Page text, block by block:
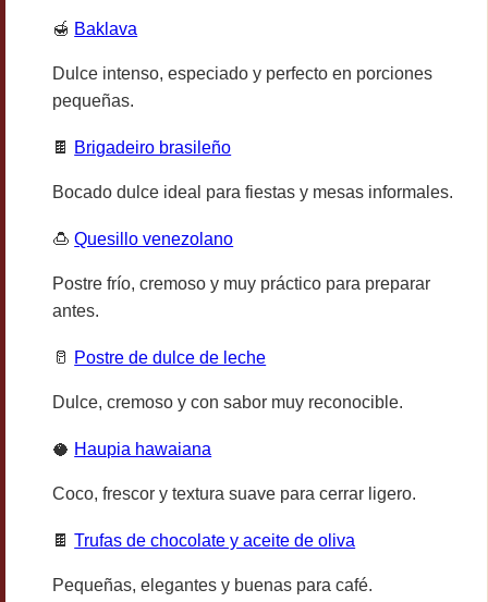
🍯 Baklava
Dulce intenso, especiado y perfecto en porciones
pequeñas.
🍫 Brigadeiro brasileño
Bocado dulce ideal para fiestas y mesas informales.
🍮Quesillo venezolano
Postre frío, cremoso y muy práctico para preparar
antes.
🥛 Postre de dulce de leche
Dulce, cremoso y con sabor muy reconocible.
🥥 Haupia hawaiana
Coco, frescor y textura suave para cerrar ligero.
🍫Trufas de chocolate y aceite de oliva
Pequeñas, elegantes y buenas para café.